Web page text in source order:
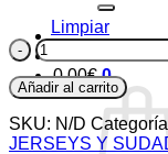
0,00€ 0
Limpiar
Jersey
Sudadera
cantidad
Añadir al carrito
SKU: N/D
JERSEYS Y